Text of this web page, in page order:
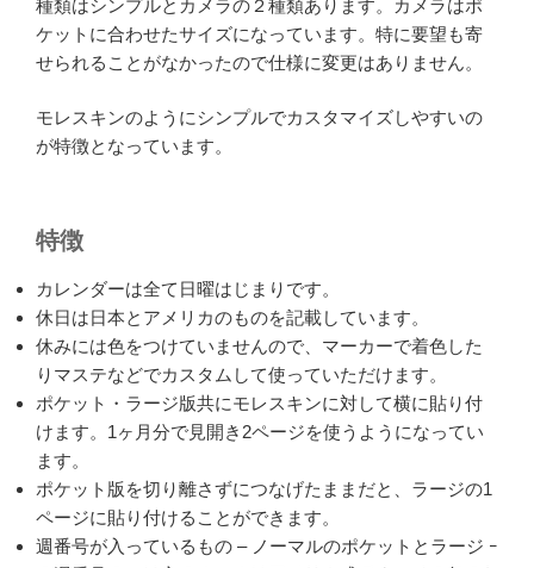
種類はシンプルとカメラの２種類あります。カメラはポ
ケットに合わせたサイズになっています。特に要望も寄
せられることがなかったので仕様に変更はありません。
モレスキンのようにシンプルでカスタマイズしやすいの
が特徴となっています。
特徴
カレンダーは全て日曜はじまりです。
休日は日本とアメリカのものを記載しています。
休みには色をつけていませんので、マーカーで着色した
りマステなどでカスタムして使っていただけます。
ポケット・ラージ版共にモレスキンに対して横に貼り付
けます。1ヶ月分で見開き2ページを使うようになってい
ます。
ポケット版を切り離さずにつなげたままだと、ラージの1
ページに貼り付けることができます。
週番号が入っているもの – ノーマルのポケットとラージ ｰ